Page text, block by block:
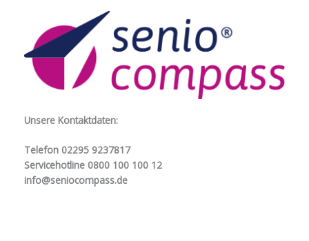
Unsere Kontaktdaten:
Telefon 02295 9237817
Servicehotline 0800 100 100 12
info@seniocompass.de